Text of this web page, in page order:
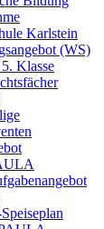
Karlstein
(WS)
Klasse